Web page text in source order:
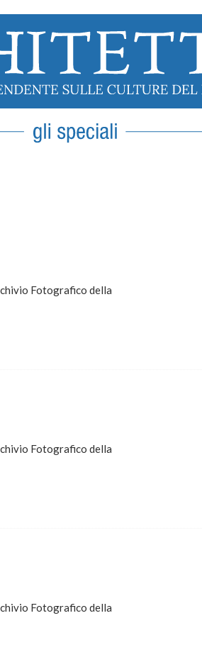
Fotografico della
Fotografico della
Fotografico della